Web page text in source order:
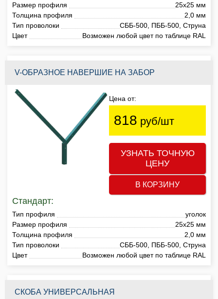
Размер профиля
25х25 мм
Толщина профиля
2,0 мм
Тип проволоки
СББ-500, ПББ-500, Струна
Цвет
Возможен любой цвет по таблице RAL
V-ОБРАЗНОЕ НАВЕРШИЕ НА ЗАБОР
Цена от:
818 руб/шт
УЗНАТЬ ТОЧНУЮ
ЦЕНУ
В КОРЗИНУ
Стандарт:
Тип профиля
уголок
Размер профиля
25х25 мм
Толщина профиля
2,0 мм
Тип проволоки
СББ-500, ПББ-500, Струна
Цвет
Возможен любой цвет по таблице RAL
СКОБА УНИВЕРСАЛЬНАЯ